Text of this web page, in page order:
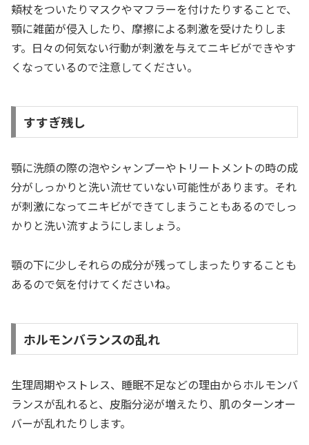
頬杖をついたりマスクやマフラーを付けたりすることで、
顎に雑菌が侵入したり、摩擦による刺激を受けたりしま
す。日々の何気ない行動が刺激を与えてニキビができやす
くなっているので注意してください。
すすぎ残し
顎に洗顔の際の泡やシャンプーやトリートメントの時の成
分がしっかりと洗い流せていない可能性があります。それ
が刺激になってニキビができてしまうこともあるのでしっ
かりと洗い流すようにしましょう。
顎の下に少しそれらの成分が残ってしまったりすることも
あるので気を付けてくださいね。
ホルモンバランスの乱れ
生理周期やストレス、睡眠不足などの理由からホルモンバ
ランスが乱れると、皮脂分泌が増えたり、肌のターンオー
バーが乱れたりします。